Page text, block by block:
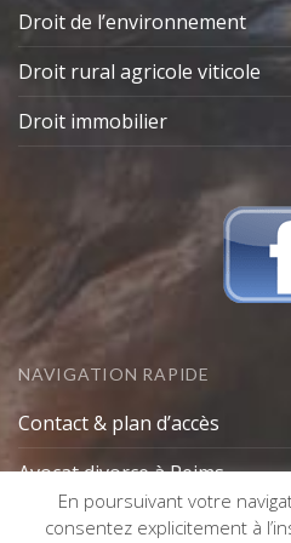
Droit de l’environnement
Droit rural agricole viticole
Droit immobilier
NAVIGATION RAPIDE
Contact & plan d’accès
Avocat divorce à Reims
Lexique avocat
En poursuivant votre
consentez explicitement à